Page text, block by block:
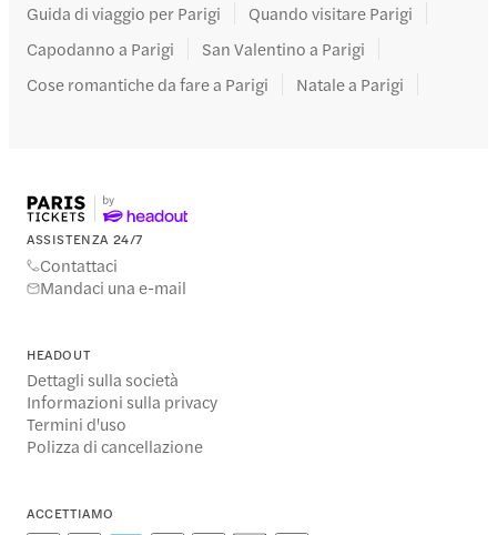
Guida di viaggio per Parigi
Quando visitare Parigi
Capodanno a Parigi
San Valentino a Parigi
Cose romantiche da fare a Parigi
Natale a Parigi
ASSISTENZA 24/7
Contattaci
Mandaci una e-mail
HEADOUT
Dettagli sulla società
Informazioni sulla privacy
Termini d'uso
Polizza di cancellazione
ACCETTIAMO